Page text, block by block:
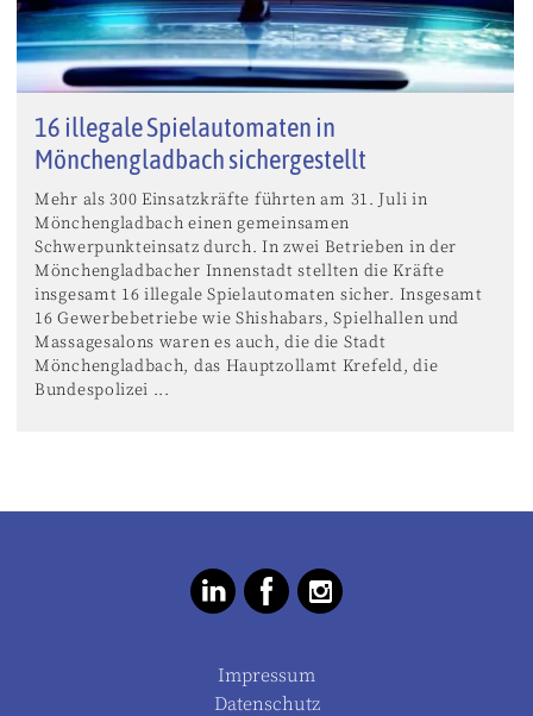
16 illegale Spielautomaten in
Mönchengladbach sichergestellt
Mehr als 300 Einsatzkräfte führten am 31. Juli in
Mönchengladbach einen gemeinsamen
Schwerpunkteinsatz durch. In zwei Betrieben in der
Mönchengladbacher Innenstadt stellten die Kräfte
insgesamt 16 illegale Spielautomaten sicher. Insgesamt
16 Gewerbebetriebe wie Shishabars, Spielhallen und
Massagesalons waren es auch, die die Stadt
Mönchengladbach, das Hauptzollamt Krefeld, die
Bundespolizei ...
Impressum
Datenschutz